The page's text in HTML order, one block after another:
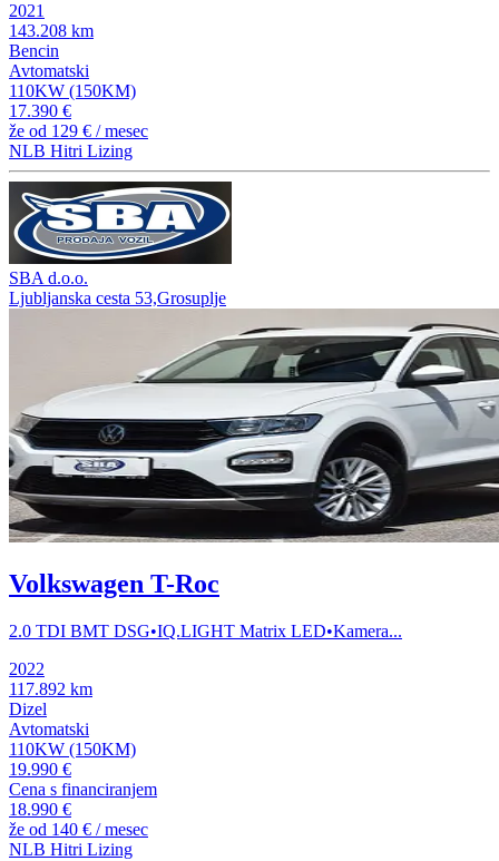
2021
143.208 km
Bencin
Avtomatski
110KW (150KM)
17.390 €
že od 129 € / mesec
NLB Hitri Lizing
SBA d.o.o.
Ljubljanska cesta 53,Grosuplje
Volkswagen T-Roc
2.0 TDI BMT DSG•IQ.LIGHT Matrix LED•Kamera...
2022
117.892 km
Dizel
Avtomatski
110KW (150KM)
19.990 €
Cena s financiranjem
18.990 €
že od 140 € / mesec
NLB Hitri Lizing